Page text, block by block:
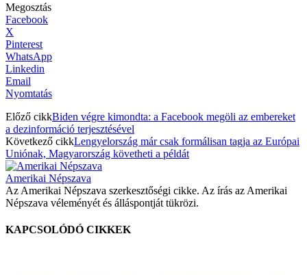
Megosztás
Facebook
X
Pinterest
WhatsApp
Linkedin
Email
Nyomtatás
Előző cikkBiden végre kimondta: a Facebook megöli az embereket
a dezinformáció terjesztésével
Következő cikkLengyelország már csak formálisan tagja az Európai
Uniónak, Magyarország követheti a példát
Amerikai Népszava
Az Amerikai Népszava szerkesztőségi cikke. Az írás az Amerikai
Népszava véleményét és álláspontját tükrözi.
KAPCSOLÓDÓ CIKKEK